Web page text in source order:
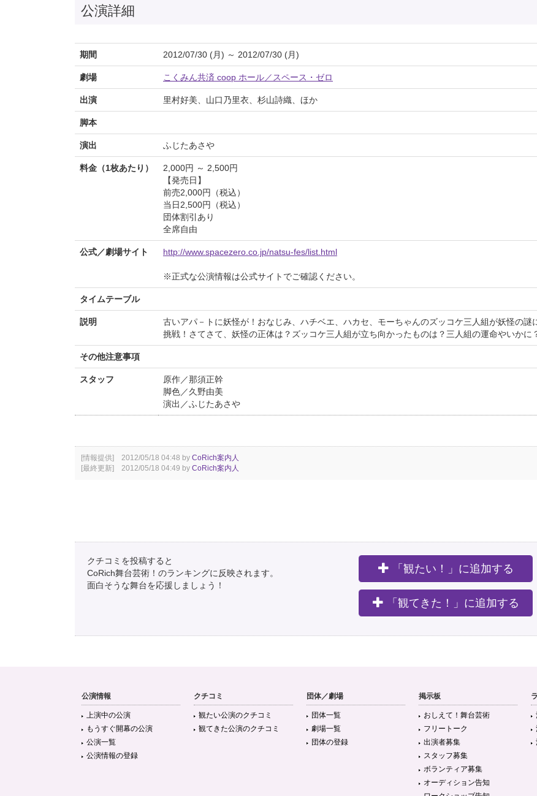
公演詳細
期間 2012/07/30 (月) ～ 2012/07/30 (月)
劇場 こくみん共済 coop ホール／スペース・ゼロ
出演 里村好美、山口乃里衣、杉山詩織、ほか
脚本
演出 ふじたあさや
料金（1枚あたり）
2,000円 ～ 2,500円
【発売日】
前売2,000円（税込）
当日2,500円（税込）
団体割引あり
全席自由
公式／劇場サイト http://www.spacezero.co.jp/natsu-fes/list.html
※正式な公演情報は公式サイトでご確認ください。
タイムテーブル
説明
古いアパ－トに妖怪が！おなじみ、ハチベエ、ハカセ、モーちゃんのズッコケ三人組が妖怪の謎
挑戦！さてさて、妖怪の正体は？ズッコケ三人組が立ち向かったものは？三人組の運命やいかに
その他注意事項
スタッフ
原作／那須正幹
脚色／久野由美
演出／ふじたあさや
[情報提供] 2012/05/18 04:48 by CoRich案内人
[最終更新] 2012/05/18 04:49 by CoRich案内人
クチコミを投稿すると
CoRich舞台芸術！のランキングに反映されます。
面白そうな舞台を応援しましょう！
「観たい！」に追加する
「観てきた！」に追加する
公演情報
上演中の公演
もうすぐ開幕の公演
公演一覧
公演情報の登録
クチコミ
観たい公演のクチコミ
観てきた公演のクチコミ
団体／劇場
団体一覧
劇場一覧
団体の登録
掲示板
おしえて！舞台芸術
フリートーク
出演者募集
スタッフ募集
ボランティア募集
オーディション告知